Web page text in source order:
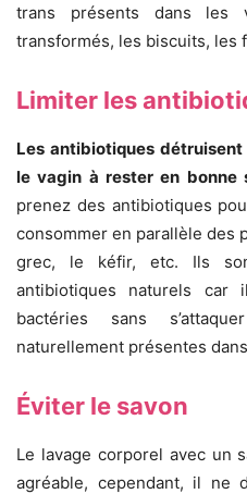
trans présents dans les
transformés, les biscuits, les
Limiter les
Les antibiotiques
le vagin à rester en bonne
prenez des antibiotiques
consommer en parallèle des
grec, le kéfir, etc. Ils
antibiotiques naturels car
bactéries sans
naturellement présentes
Éviter le savon
Le lavage corporel avec un
agréable, cependant, il ne